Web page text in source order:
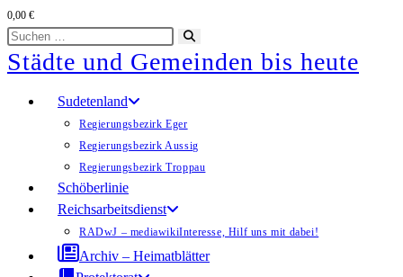
0,00 €
Diese
Website
durchsuchen
starten
Städte und Gemeinden bis heute
Sudetenland
Regierungsbezirk Eger
Regierungsbezirk Aussig
Regierungsbezirk Troppau
Schöberlinie
Reichsarbeitsdienst
RADwJ – mediawikiInteresse, Hilf uns mit dabei!
Archiv – Heimatblätter